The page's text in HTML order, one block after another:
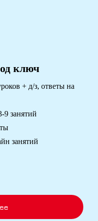
ключ
+ д/з, ответы на
9 занятий
занятий